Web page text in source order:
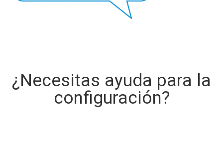
¿Necesitas ayuda para la
configuración?